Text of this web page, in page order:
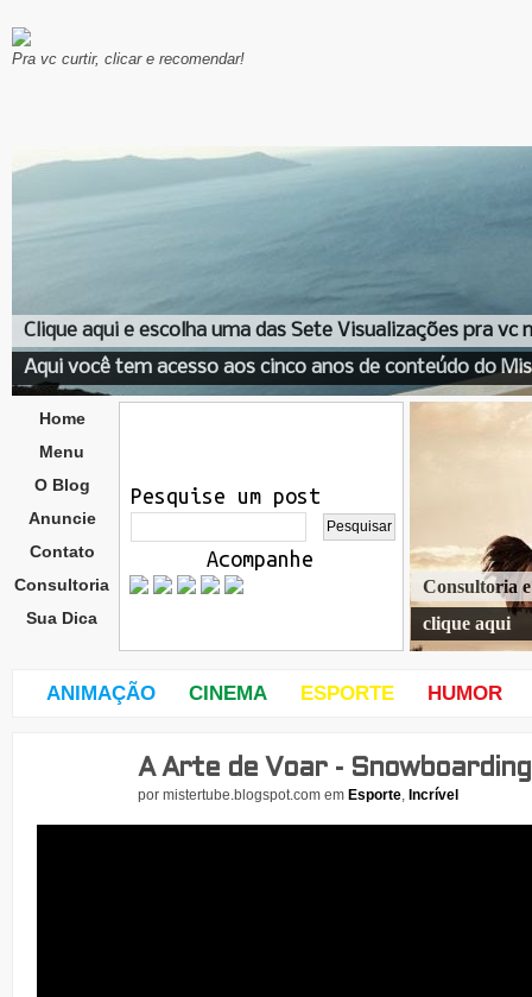
Pra vc curtir, clicar e recomendar!
Clique aqui e escolha uma das Sete Visualizações pra vc
Aqui você tem acesso aos cinco anos de conteúdo do
Home
Menu
O Blog
Anuncie
Contato
Consultoria
Sua Dica
Pesquise um post
Acompanhe
Consultoria
clique aqui
ANIMAÇÃO CINEMA ESPORTE HUMOR
feira
A Arte de Voar - Snowboarding
por mistertube.blogspot.com em Esporte, Incrível